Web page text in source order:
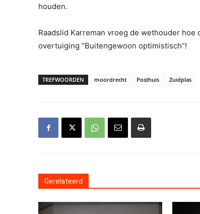
houden.
Raadslid Karreman vroeg de wethouder
overtuiging “Buitengewoon optimistisch”!
TREFWOORDEN moordrecht Posthuis Zuidplas
Gerelateerd